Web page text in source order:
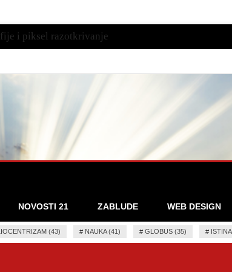
i piksel razotkrivanje
NOVOSTI 21 ZABLUDE WEB DESIGN
(43) # NAUKA (41) # GLOBUS (35) #